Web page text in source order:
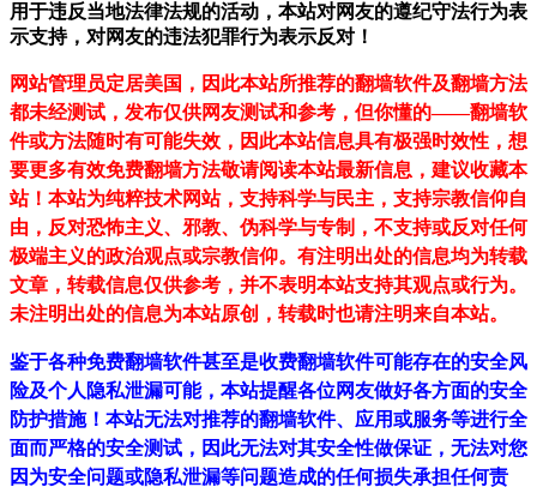
用于违反当地法律法规的活动，本站对网友的遵纪守法行为表
示支持，对网友的违法犯罪行为表示反对！
网站管理员定居美国，因此本站所推荐的翻墙软件及翻墙方法
都未经测试，发布仅供网友测试和参考，但你懂的——翻墙软
件或方法随时有可能失效，因此本站信息具有极强时效性，想
要更多有效免费翻墙方法敬请阅读本站最新信息，建议收藏本
站！ 本站为纯粹技术网站，支持科学与民主，支持宗教信仰自
由，反对恐怖主义、邪教、伪科学与专制，不支持或反对任何
极端主义的政治观点或宗教信仰。有注明出处的信息均为转载
文章，转载信息仅供参考，并不表明本站支持其观点或行为。
未注明出处的信息为本站原创，转载时也请注明来自本站。
鉴于各种免费翻墙软件甚至是收费翻墙软件可能存在的安全风
险及个人隐私泄漏可能，本站提醒各位网友做好各方面的安全
防护措施！本站无法对推荐的翻墙软件、应用或服务等进行全
面而严格的安全测试，因此无法对其安全性做保证，无法对您
因为安全问题或隐私泄漏等问题造成的任何损失承担任何责